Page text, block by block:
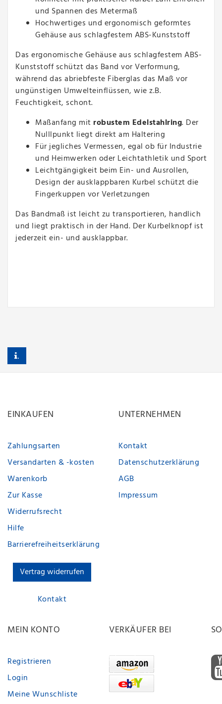
und Spannen des Metermaß
Hochwertiges und ergonomisch geformtes
Gehäuse aus schlagfestem ABS-Kunststoff
Das ergonomische Gehäuse aus schlagfestem ABS-
Kunststoff schützt das Band vor Verformung,
während das abriebfeste Fiberglas das Maß vor
ungünstigen Umwelteinflüssen, wie z.B.
Feuchtigkeit, schont.
Maßanfang mit robustem Edelstahlring. Der
Nulllpunkt liegt direkt am Haltering
Für jegliches Vermessen, egal ob für Industrie
und Heimwerken oder Leichtathletik und Sport
Leichtgängigkeit beim Ein- und Ausrollen,
Design der ausklappbaren Kurbel schützt die
Fingerkuppen vor Verletzungen
Das Bandmaß ist leicht zu transportieren, handlich
und liegt praktisch in der Hand. Der Kurbelknopf ist
jederzeit ein- und ausklappbar.
.
EINKAUFEN
Zahlungsarten
Versandarten & -kosten
Warenkorb
Zur Kasse
Widerrufsrecht
Hilfe
Barrierefreiheitserklärung
Vertrag widerrufen
Kontakt
UNTERNEHMEN
Kontakt
Datenschutzerklärung
AGB
Impressum
MEIN KONTO
Registrieren
Login
Meine Wunschliste
VERKÄUFER BEI